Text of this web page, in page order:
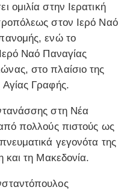
ομιλία στην Ιερατική
στον Ιερό Ναό
ενώ το
Ναό Παναγίας
στο πλαίσιο της
Γραφής.
στη Νέα
πολλούς πιστούς ως
γεγονότα της
και τη Μακεδονία.